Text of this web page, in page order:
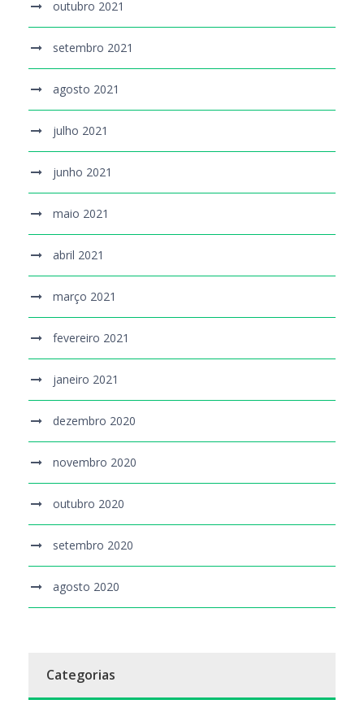
outubro 2021
setembro 2021
agosto 2021
julho 2021
junho 2021
maio 2021
abril 2021
março 2021
fevereiro 2021
janeiro 2021
dezembro 2020
novembro 2020
outubro 2020
setembro 2020
agosto 2020
Categorias